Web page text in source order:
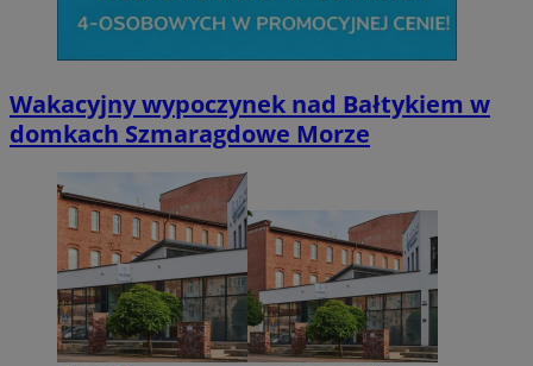
Wakacyjny wypoczynek nad Bałtykiem w
domkach Szmaragdowe Morze